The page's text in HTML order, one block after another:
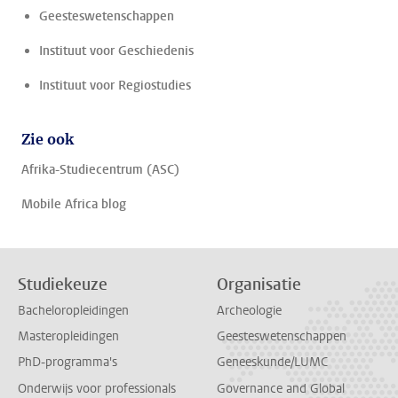
Geesteswetenschappen
Instituut voor Geschiedenis
Instituut voor Regiostudies
Zie ook
Afrika-Studiecentrum (ASC)
Mobile Africa blog
Studiekeuze
Bacheloropleidingen
Masteropleidingen
PhD-programma's
Onderwijs voor professionals
Organisatie
Archeologie
Geesteswetenschappen
Geneeskunde/LUMC
Governance and Global